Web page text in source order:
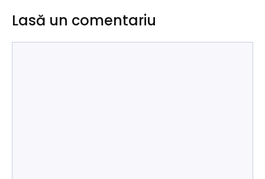
Lasă un comentariu